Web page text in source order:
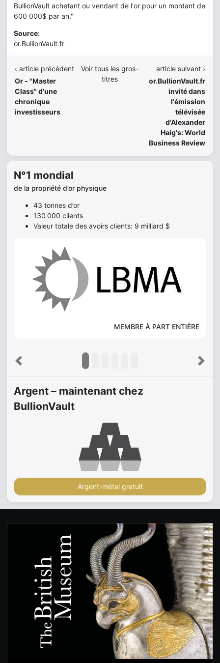
BullionVault achetant ou vendant de l'or pour un montant de
600 000$ par an."
Source:
or.BullionVault.fr
‹ article précédent
Or - "Master
Class" d'une
chronique
investisseurs
Voir tous les gros-
titres
article suivant ›
or.BullionVault.fr
invité dans
l'émission
télévisée
d'Alexander
Haig's: World
Business Review
N°1 mondial
de la propriété d’or physique
43 tonnes d’or
130 000 clients
Valeur totale des avoirs clients: 9 milliard $
MEMBRE À PART ENTIÈRE
Previous Next
Argent – maintenant chez
BullionVault
Argent-métal gratuit